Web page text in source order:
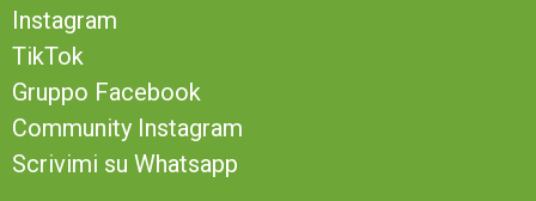
Instagram
TikTok
Gruppo Facebook
Community Instagram
Scrivimi su Whatsapp